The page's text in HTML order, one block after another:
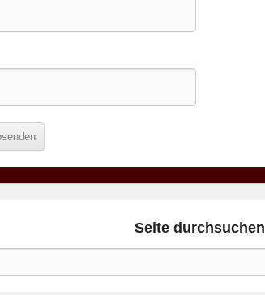
Seite durchsuchen